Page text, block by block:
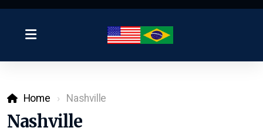
Home Nashville
Nashville